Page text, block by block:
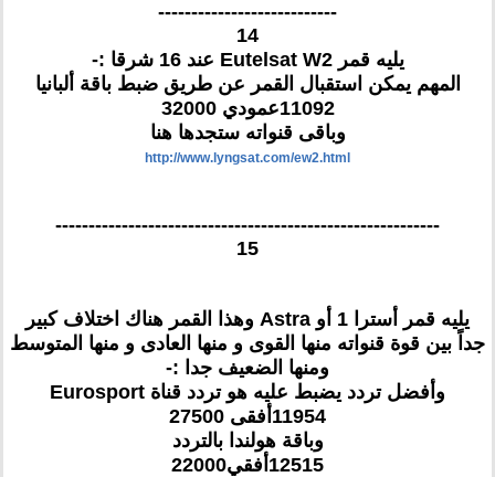
---------------------------
14
يليه قمر Eutelsat W2 عند 16 شرقا :-
المهم يمكن استقبال القمر عن طريق ضبط باقة ألبانيا
11092عمودي 32000
وباقى قنواته ستجدها هنا
http://www.lyngsat.com/ew2.html
----------------------------------------------------------
15
يليه قمر أسترا 1 أو Astra وهذا القمر هناك اختلاف كبير
جداً بين قوة قنواته منها القوى و منها العادى و منها المتوسط
ومنها الضعيف جدا :-
وأفضل تردد يضبط عليه هو تردد قناة Eurosport
11954أفقى 27500
وباقة هولندا بالتردد
12515أفقي22000